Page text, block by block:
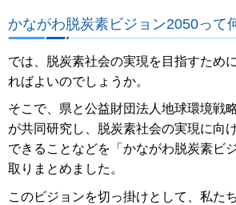
かながわ脱炭素ビジョン2050って
では、脱炭素社会の実現を目指すため
ればよいのでしょうか。
そこで、県と公益財団法人地球環境戦
が共同研究し、脱炭素社会の実現に向
できることなどを「かながわ脱炭素ビ
取りまとめました。
このビジョンを切っ掛けとして、私た